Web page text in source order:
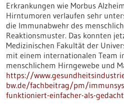
Erkrankungen wie Morbus
Hirntumoren verlaufen sehr
die Immunabwehr des
Reaktionsmuster. Das konnten
Medizinischen Fakultät der
mit einem internationalen Team
menschlichem Hirngewebe und
https://
bw.de/fachbeitrag/pm/
funktioniert-einfacher-als-gedacht